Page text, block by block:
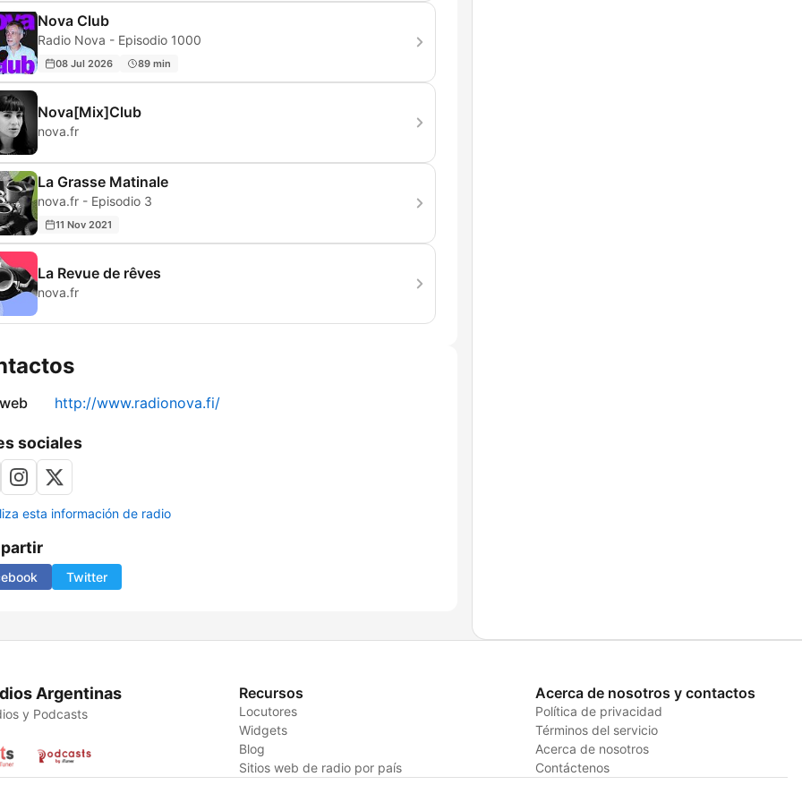
Nova Club
Radio Nova - Episodio 1000
08 Jul 2026 89 min
Nova[Mix]Club
nova.fr
La Grasse Matinale
nova.fr - Episodio 3
11 Nov 2021
La Revue de rêves
nova.fr
http://www.radionova.fi/
sociales
esta información de radio
Twitter
Argentinas
y Podcasts
Recursos
Locutores
Widgets
Blog
Sitios web de radio por país
Acerca de nosotros y contactos
Política de privacidad
Términos del servicio
Acerca de nosotros
Contáctenos